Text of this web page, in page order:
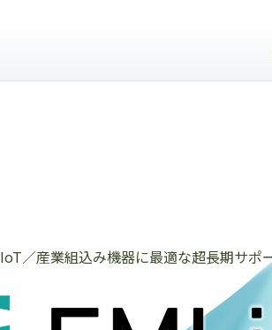
IoT／産業組込み機器に最適な超長期サポ